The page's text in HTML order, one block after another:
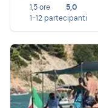
1,5 ore
5,0
1-12 partecipanti